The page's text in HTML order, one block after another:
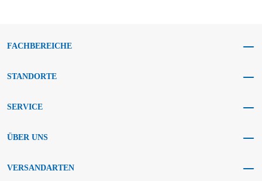
FACHBEREICHE
STANDORTE
SERVICE
ÜBER UNS
VERSANDARTEN